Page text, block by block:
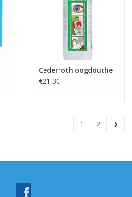
Cederroth oogdouche
€21,30
1 2